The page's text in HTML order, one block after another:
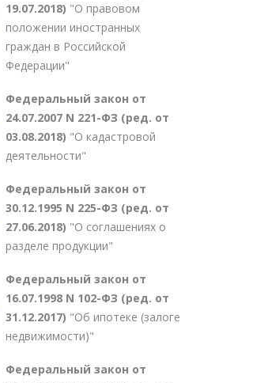
19.07.2018) "О правовом
положении иностранных
граждан в Российской
Федерации"
Федеральный закон от
24.07.2007 N 221-ФЗ (ред. от
03.08.2018) "О кадастровой
деятельности"
Федеральный закон от
30.12.1995 N 225-ФЗ (ред. от
27.06.2018) "О соглашениях о
разделе продукции"
Федеральный закон от
16.07.1998 N 102-ФЗ (ред. от
31.12.2017) "Об ипотеке (залоге
недвижимости)"
Федеральный закон от